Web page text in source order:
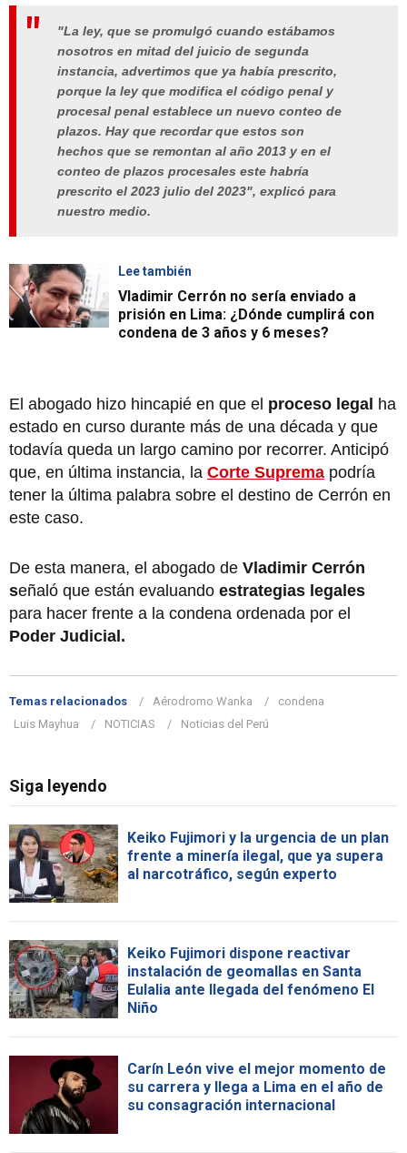
"La ley, que se promulgó cuando estábamos
nosotros en mitad del juicio de segunda
instancia, advertimos que ya había prescrito,
porque la ley que modifica el código penal y
procesal penal establece un nuevo conteo de
plazos. Hay que recordar que estos son
hechos que se remontan al año 2013 y en el
conteo de plazos procesales este habría
prescrito el 2023 julio del 2023", explicó para
nuestro medio.
Lee también
Vladimir Cerrón no sería enviado a
prisión en Lima: ¿Dónde cumplirá con
condena de 3 años y 6 meses?
El abogado hizo hincapié en que el proceso legal ha
estado en curso durante más de una década y que
todavía queda un largo camino por recorrer. Anticipó
que, en última instancia, la Corte Suprema podría
tener la última palabra sobre el destino de Cerrón en
este caso.
De esta manera, el abogado de Vladimir Cerrón
señaló que están evaluando estrategias legales
para hacer frente a la condena ordenada por el
Poder Judicial.
Temas relacionados Aérodromo Wanka
condena
Luis Mayhua
NOTICIAS Noticias del Perú
Siga leyendo
Keiko Fujimori y la urgencia de un plan
frente a minería ilegal, que ya supera
al narcotráfico, según experto
Keiko Fujimori dispone reactivar
instalación de geomallas en Santa
Eulalia ante llegada del fenómeno El
Niño
Carín León vive el mejor momento de
su carrera y llega a Lima en el año de
su consagración internacional